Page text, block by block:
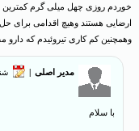
خوردم روزی چهل میلی گرم کمترین
ارضایی هستند وهیچ اقدامی برای
وهمچنین کم کاری تیروئیدم که
مدیر اصلی شنبه 15
با سلام